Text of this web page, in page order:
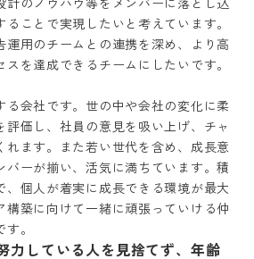
計のノウハウ等をメンバーに落とし込
ことで実現したいと考えています。
運用のチームとの連携を深め、より高
を達成できるチームにしたいです。
る会社です。世の中や会社の変化に柔
評価し、社員の意見を吸い上げ、チャ
れます。また若い世代を含め、成長意
バーが揃い、活気に満ちています。積
、個人が着実に成長できる環境が最大
構築に向けて一緒に頑張っていける仲
。
力している人を見捨てず、年齢